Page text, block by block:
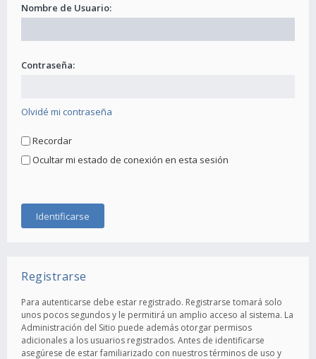
Nombre de Usuario:
Contraseña:
Olvidé mi contraseña
Recordar
Ocultar mi estado de conexión en esta sesión
Registrarse
Para autenticarse debe estar registrado. Registrarse tomará solo
unos pocos segundos y le permitirá un amplio acceso al sistema. La
Administración del Sitio puede además otorgar permisos
adicionales a los usuarios registrados. Antes de identificarse
asegúrese de estar familiarizado con nuestros términos de uso y